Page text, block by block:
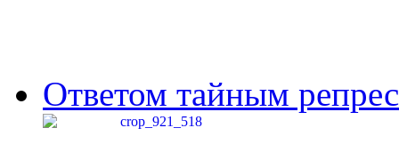
Ответом тайным